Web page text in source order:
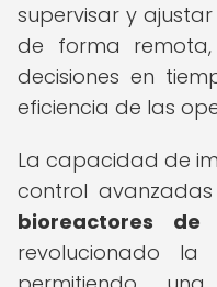
supervisar y
de forma
decisiones en
eficiencia de las
La capacidad de
control
bioreactores de
revolucionado la